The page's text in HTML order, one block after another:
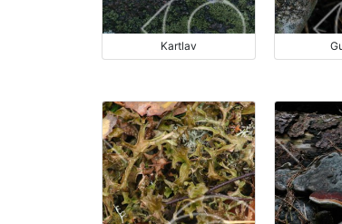
Kartlav